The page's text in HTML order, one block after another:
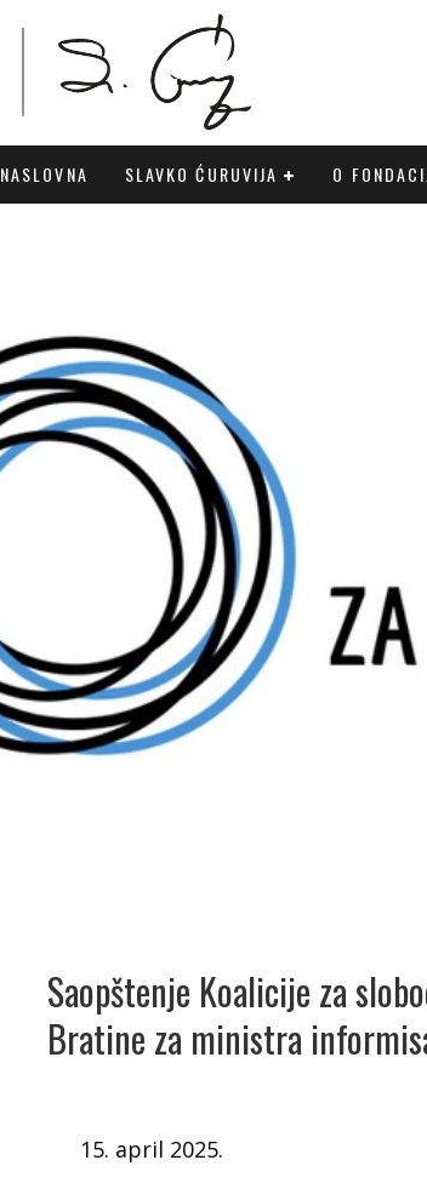
NASLOVNA SLAVKO ĆURUVIJA O
Saopštenje Koalicije za
Bratine za ministra
15. april 2025.